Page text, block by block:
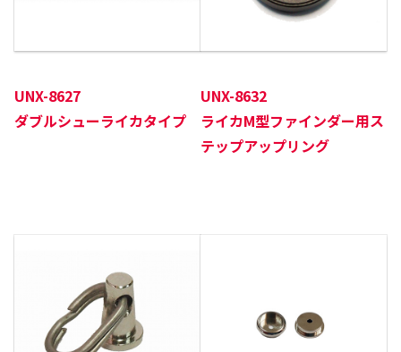
UNX-8627
ダブルシューライカタイプ
UNX-8632
ライカM型ファインダー用ス
テップアップリング